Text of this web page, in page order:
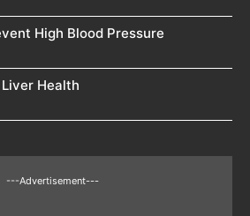
High Blood Pressure
Health
---Advertisement---